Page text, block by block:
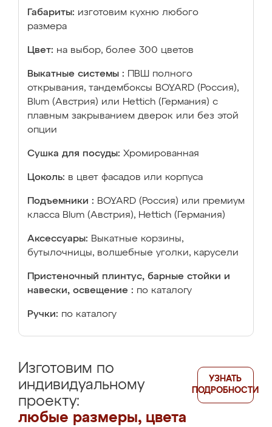
Габариты: изготовим кухню любого
размера
Цвет: на выбор, более 300 цветов
Выкатные системы :
ПВШ полного
открывания, тандембоксы BOYARD (Россия),
Blum (Австрия) или Hettich (Германия) с
плавным закрыванием дверок или без этой
опции
Сушка для посуды: Хромированная
Цоколь: в цвет фасадов или корпуса
Подъемники : BOYARD (Россия) или премиум
класса Blum (Австрия), Hettich (Германия)
Аксессуары: Выкатные корзины,
бутылочницы, волшебные уголки, карусели
Пристеночный плинтус, барные стойки и
навески, освещение : по каталогу
Ручки: по каталогу
Изготовим по
индивидуальному
проекту:
любые размеры, цвета
УЗНАТЬ
ПОДРОБНОСТИ